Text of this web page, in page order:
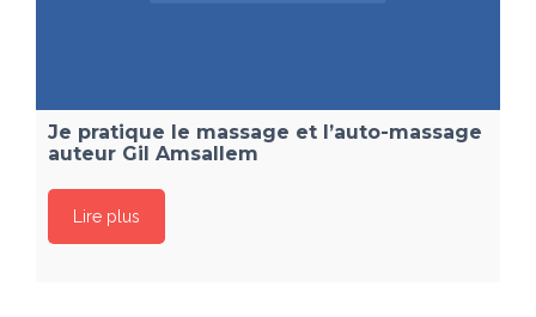
Je pratique le massage et l’auto-massage
auteur Gil Amsallem
Lire plus